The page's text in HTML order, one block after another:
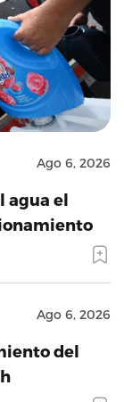
Ago 6, 2026
agua el
Ago 6, 2026
del